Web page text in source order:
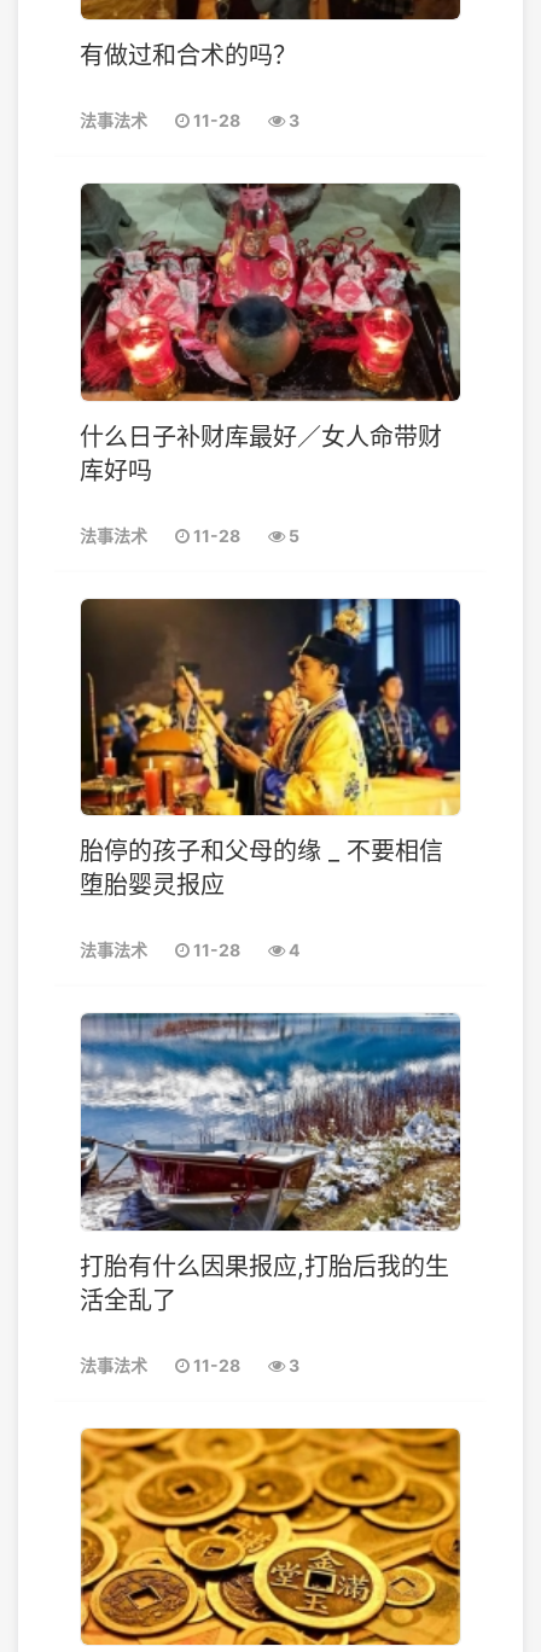
有做过和合术的吗？
法事法术 11-28 3
什么日子补财库最好／女人命带财
库好吗
法事法术 11-28 5
胎停的孩子和父母的缘 _ 不要相信
堕胎婴灵报应
法事法术 11-28 4
打胎有什么因果报应,打胎后我的生
活全乱了
法事法术 11-28 3